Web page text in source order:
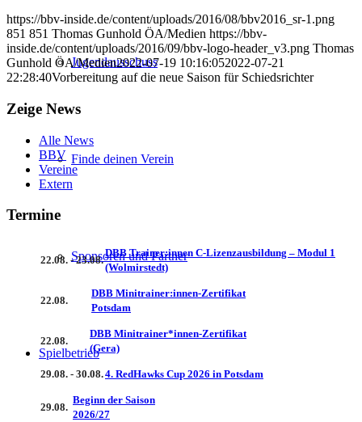
Jugendausschuss
Finde deinen Verein
Sponsoren und Partner
Spielbetrieb
https://bbv-inside.de/content/uploads/2016/08/bbv2016_sr-1.png
851 851 Thomas Gunhold ÖA/Medien https://bbv-
inside.de/content/uploads/2016/09/bbv-logo-header_v3.png Thomas
Gunhold ÖA/Medien2022-07-19 10:16:052022-07-21
22:28:40Vorbereitung auf die neue Saison für Schiedsrichter
Zeige News
Alle News
BBV
Vereine
Extern
Termine
22.08. - 23.08.
DBB Trainer:innen C-Lizenzausbildung – Modul 1
(Wolmirstedt)
22.08.
DBB Minitrainer:innen-Zertifikat
Potsdam
22.08.
DBB Minitrainer*innen-Zertifikat
(Gera)
29.08. - 30.08.4. RedHawks Cup 2026 in Potsdam
29.08.
Beginn der Saison
2026/27